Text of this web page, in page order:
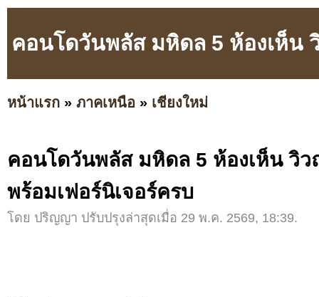
คอนโดวันพลัส มหิดล 5 ห้องเห็น
หน้าแรก » ภาคเหนือ » เชียงใหม่
คอนโดวันพลัส มหิดล 5 ห้องเห็น วิ
พร้อมเฟอร์นิเจอร์ครบ
โดย ปริญญา ปรับปรุงล่าสุดเมื่อ 29 พ.ค. 2569, 18:39.